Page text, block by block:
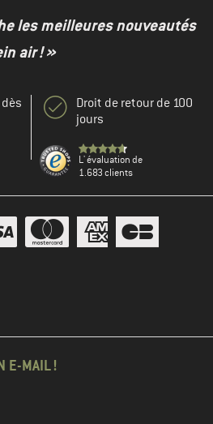
les meilleures nouveautés
air ! »
Droit de retour de 100
jours
L' évaluation de
1.683 clients
E-MAIL !